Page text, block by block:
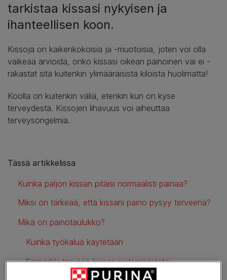
tarkistaa kissasi nykyisen ja
ihanteellisen koon.
Kissoja on kaikenkokoisia ja -muotoisia, joten voi olla
vaikeaa arvioida, onko kissasi oikean painoinen vai ei -
rakastat sitä kuitenkin ylimääräisistä kiloista huolimatta!
Koolla on kuitenkin väliä, etenkin kun on kyse
terveydestä. Kissojen lihavuus voi aiheuttaa
terveysongelmia.
Tässä artikkelissa
Kuinka paljon kissan pitäisi normaalisti painaa?
Miksi on tärkeää, että kissani paino pysyy terveenä?
Mikä on painotaulukko?
Kuinka työkalua käytetään
Esimerkki terveen kissan pistemäärästä: